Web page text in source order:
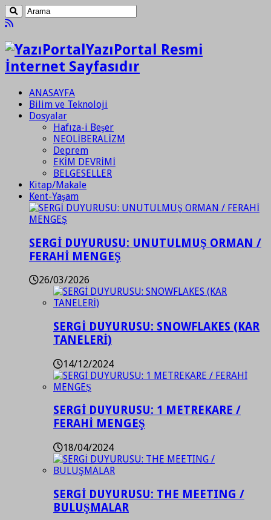
YazıPortal Resmi
İnternet Sayfasıdır
ANASAYFA
Bilim ve Teknoloji
Dosyalar
Hafıza-i Beşer
NEOLİBERALİZM
Deprem
EKİM DEVRİMİ
BELGESELLER
Kitap/Makale
Kent-Yaşam
SERGİ DUYURUSU: UNUTULMUŞ ORMAN /
FERAHİ MENGEŞ
26/03/2026
SERGİ DUYURUSU: SNOWFLAKES (KAR
TANELERİ)
14/12/2024
SERGİ DUYURUSU: 1 METREKARE /
FERAHİ MENGEŞ
18/04/2024
SERGİ DUYURUSU: THE MEETING /
BULUŞMALAR